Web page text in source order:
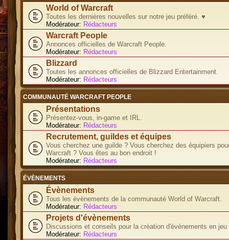
World of Warcraft
Toutes les dernières nouvelles sur notre jeu préféré. ♥
Modérateur: Rédacteurs
Warcraft People
Annonces officielles de Warcraft People.
Modérateur: Rédacteurs
Blizzard
Toutes les annonces officielles de Blizzard Entertainment.
Modérateur: Rédacteurs
COMMUNAUTÉ WARCRAFT PEOPLE
Présentations
Présentez-vous, in-game et IRL.
Modérateur: Rédacteurs
Recrutement, guildes et équipes
Vous cherchez une guilde ? Vous cherchez des équipiers
Warcraft ? Vous êtes au bon endroit !
Modérateur: Rédacteurs
ÉVÈNEMENTS
Évènements
Tous les évènements de la communauté World of Warcraft.
Modérateur: Rédacteurs
Projets d'évènements
Discussions et conseils pour la création d'évènements en jeu
Modérateur: Rédacteurs